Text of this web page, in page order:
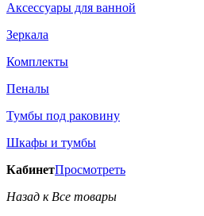
Аксессуары для ванной
Зеркала
Комплекты
Пеналы
Тумбы под раковину
Шкафы и тумбы
КабинетПросмотреть
Назад к Все товары